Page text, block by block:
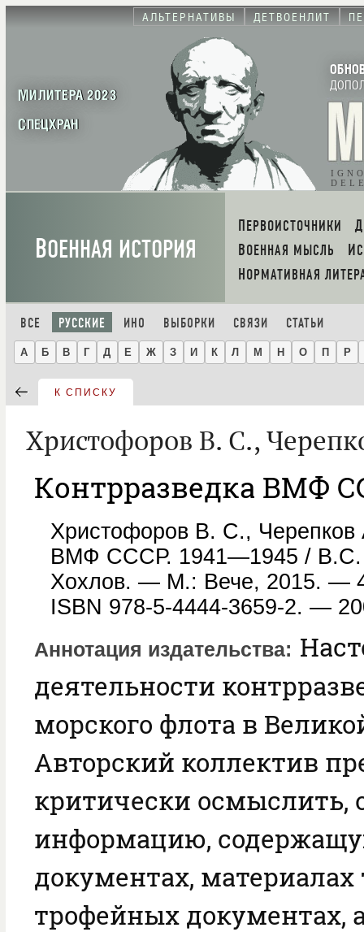
АЛЬТЕРНАТИВЫ ДЕТВОЕНЛИТ
МИЛИТЕРА 2023
СПЕЦХРАН
ВОЕННАЯ ИСТОРИЯ
ПЕРВОИСТОЧНИКИ
ВОЕННАЯ МЫСЛЬ
НОРМАТИВНАЯ
ВСЕ РУССКИЕ ИНО ВЫБОРКИ СВЯЗИ СТАТЬИ
А Б В Г Д Е Ж З И К Л М Н О П Р
К СПИСКУ
Христофоров B. C.,
Контрразведка ВМФ
Христофоров B. C.,
ВМФ СССР. 1941—1945 /
Хохлов. — М.: Вече, 2015. —
ISBN 978-5-4444-3659-2. —
Аннотация издательства
деятельности
морского флота в
Авторский коллектив
критически осмыслить,
информацию,
документах, материалах
трофейных документах,